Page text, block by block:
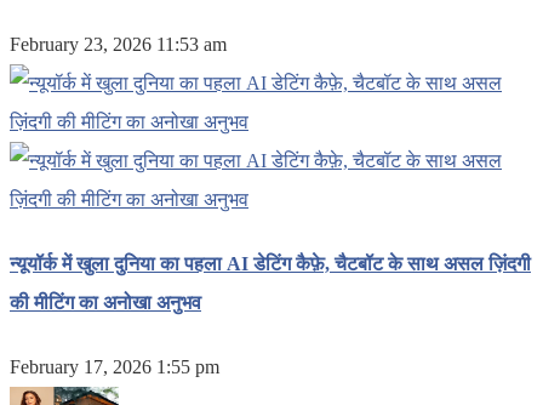
February 23, 2026 11:53 am
न्यूयॉर्क में खुला दुनिया का पहला AI डेटिंग कैफ़े, चैटबॉट के साथ असल ज़िंदगी
की मीटिंग का अनोखा अनुभव
February 17, 2026 1:55 pm